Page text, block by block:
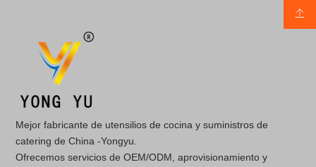
Mejor fabricante de utensilios de cocina y suministros de
catering de China -Yongyu.
Ofrecemos servicios de OEM/ODM, aprovisionamiento y